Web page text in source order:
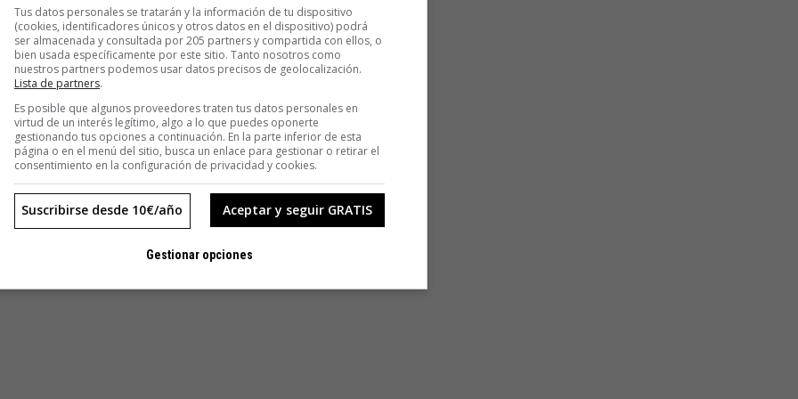
no engorde.
más internacionales del mundo, es más, soy
del lector, que correrá a agenciarse una botella o a
casi todos ustedes, considero la Coca-Cola como
frecuencia desde hace muchos años. Pero
que en breve no solo las etiquetas de los productos
los productos mismos.
muy fino para convencernos de que el líquido marrón
nuestra infancia… pronto será también verde.
película distópicaSoylent Green
, que en nuestro país se
nos alcance(Richard Fleischer, 1973). Y recuerden de qué
a la Humanidad… y a Charlton Heston.
Tus datos personales se tratarán y la información de tu dispositivo
(cookies, identificadores únicos y otros datos en el dispositivo) podrá
ser almacenada y consultada por 205 partners y compartida con ellos, o
bien usada específicamente por este sitio. Tanto nosotros como
nuestros partners podemos usar datos precisos de geolocalización.
Lista de partners.
Es posible que algunos proveedores traten tus datos personales en
virtud de un interés legítimo, algo a lo que puedes oponerte
gestionando tus opciones a continuación. En la parte inferior de esta
página o en el menú del sitio, busca un enlace para gestionar o retirar el
consentimiento en la configuración de privacidad y cookies.
Aceptar y seguir GRATIS
Suscribirse desde 10€/año
Gestionar opciones